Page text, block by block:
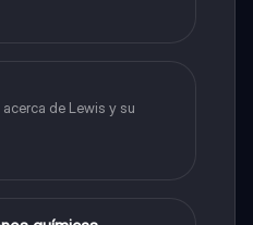
de Lewis y su